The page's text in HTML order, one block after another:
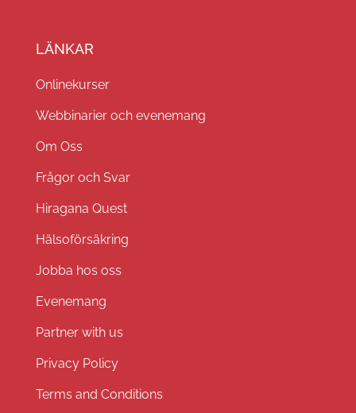
LÄNKAR
Onlinekurser
Webbinarier och evenemang
Om Oss
Frågor och Svar
Hiragana Quest
Hälsoförsäkring
Jobba hos oss
Evenemang
Partner with us
Privacy Policy
Terms and Conditions